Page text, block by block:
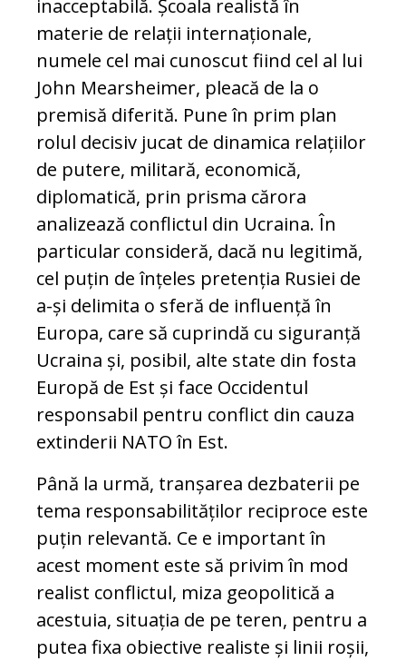
inacceptabilă. Școala realistă în
materie de relații internaționale,
numele cel mai cunoscut fiind cel al lui
John Mearsheimer, pleacă de la o
premisă diferită. Pune în prim plan
rolul decisiv jucat de dinamica relațiilor
de putere, militară, economică,
diplomatică, prin prisma cărora
analizează conflictul din Ucraina. În
particular consideră, dacă nu legitimă,
cel puțin de înțeles pretenția Rusiei de
a-și delimita o sferă de influență în
Europa, care să cuprindă cu siguranță
Ucraina și, posibil, alte state din fosta
Europă de Est și face Occidentul
responsabil pentru conflict din cauza
extinderii NATO în Est.
Până la urmă, tranșarea dezbaterii pe
tema responsabilităților reciproce este
puțin relevantă. Ce e important în
acest moment este să privim în mod
realist conflictul, miza geopolitică a
acestuia, situația de pe teren, pentru a
putea fixa obiective realiste și linii roșii,